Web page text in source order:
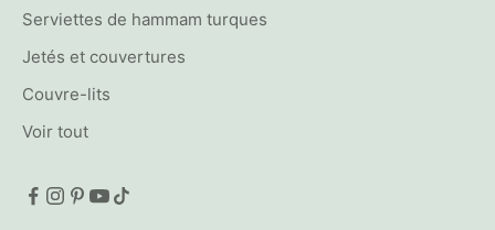
Serviettes de hammam turques
Jetés et couvertures
Couvre-lits
Voir tout